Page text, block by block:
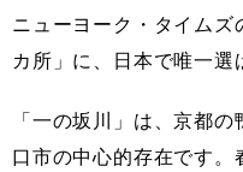
ニューヨーク・タイムズ
カ所」に、日本で唯一選
「一の坂川」は、京都
口市の中心的存在です。